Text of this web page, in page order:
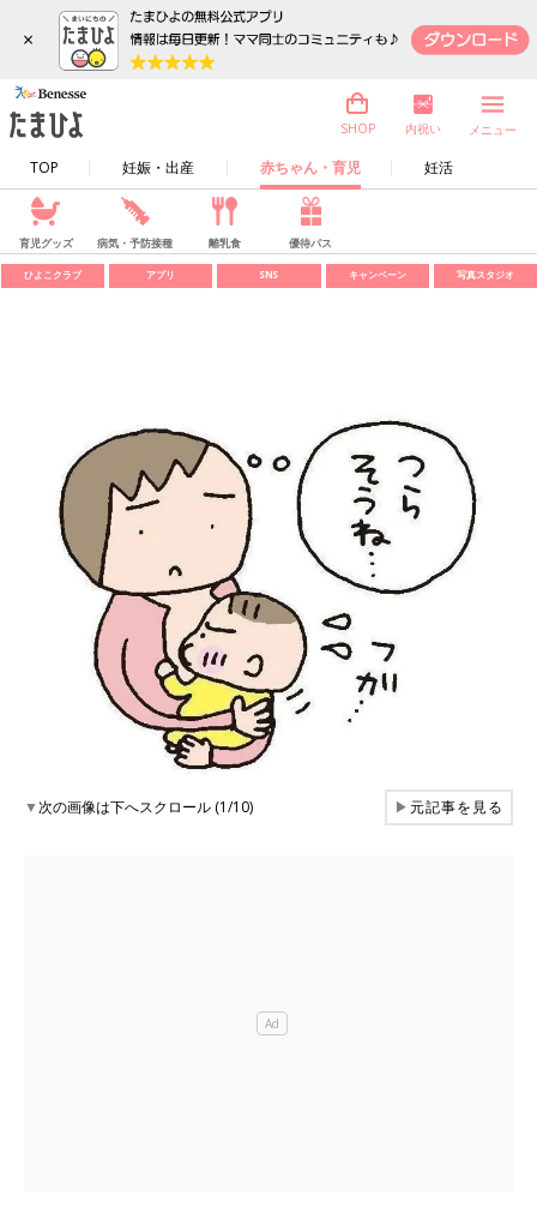
×
TOP 妊娠・出産 赤ちゃん・育児 妊活
SHOP 内祝い メニュー
育児グッズ 病気・予防接種 離乳食 優待パス
ひよこクラブ アプリ SNS キャンペーン 写真スタジオ
▼次の画像は下へスクロール (1/10) ▶元記事を見る